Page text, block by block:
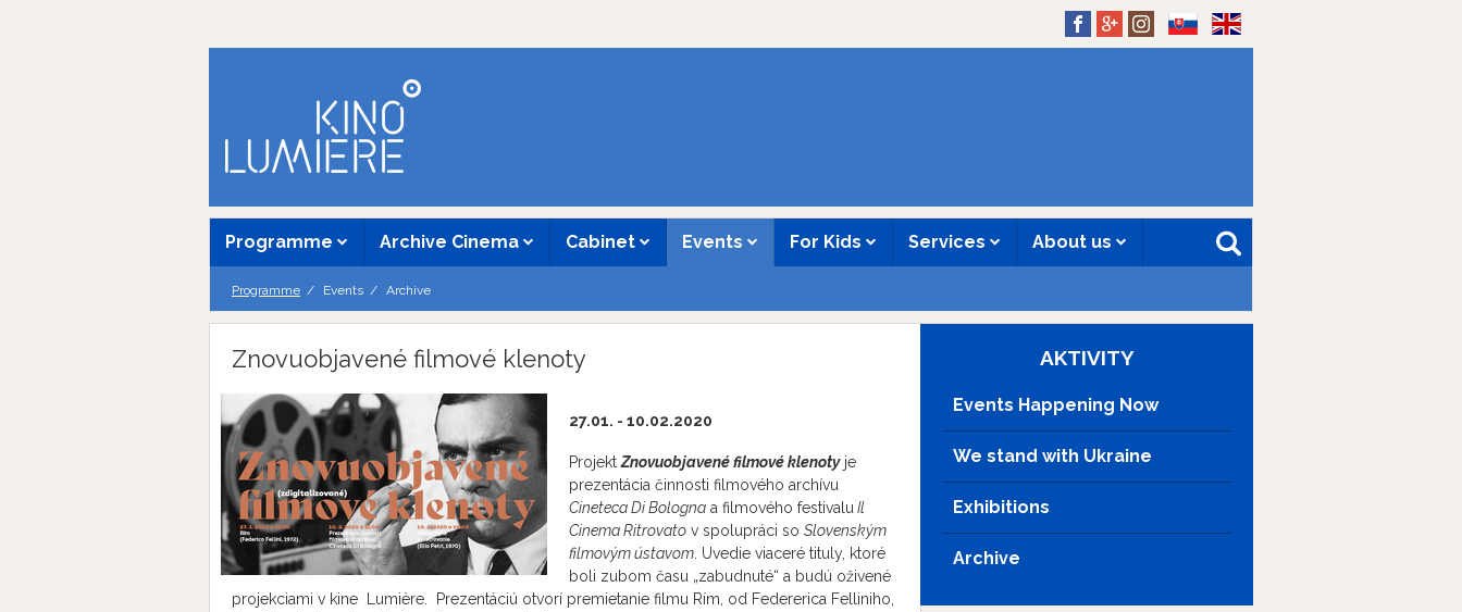
Programme Archive Cinema Cabinet Events For Kids Services About us
Programme Events Archive
Znovuobjavené filmové klenoty
27.01. - 10.02.2020
ProjektZnovuobjavené filmové klenotyje
prezentácia činnosti filmového archívu
Cineteca Di Bologna a filmového festivalu Il
Cinema Ritrovato v spolupráci so Slovenským
filmovým ústavom . Uvedie viaceré tituly, ktoré
boli zubom času „zabudnuté“ a budú oživené
projekciami v kine
Lumière. Prezentáciú otvorí premietanie filmu Rím, od Federerica Felliniho,
AKTIVITY
Events Happening Now
We stand with Ukraine
Exhibitions
Archive